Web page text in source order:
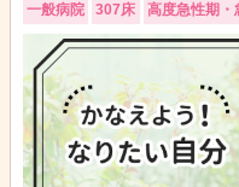
一般病院 307床 高度急性期・